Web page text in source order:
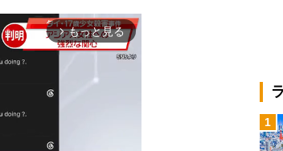
arrow_forward_ios もっと見る
1